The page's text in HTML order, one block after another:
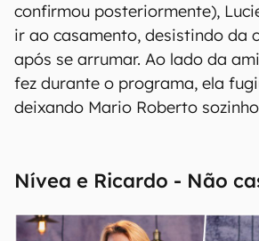
confirmou posteriormente),
ir ao casamento, desistindo da
após se arrumar. Ao lado da
fez durante o programa, ela
deixando Mario Roberto
Nívea e Ricardo - Não